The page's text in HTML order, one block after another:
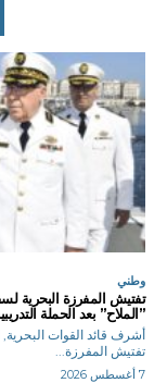
وطني
تفتيش المفرزة البحرية
”الملاح” بعد الحملة
أشرف قائد القوات
تفتيش المفرزة...
7 أغسطس 2026